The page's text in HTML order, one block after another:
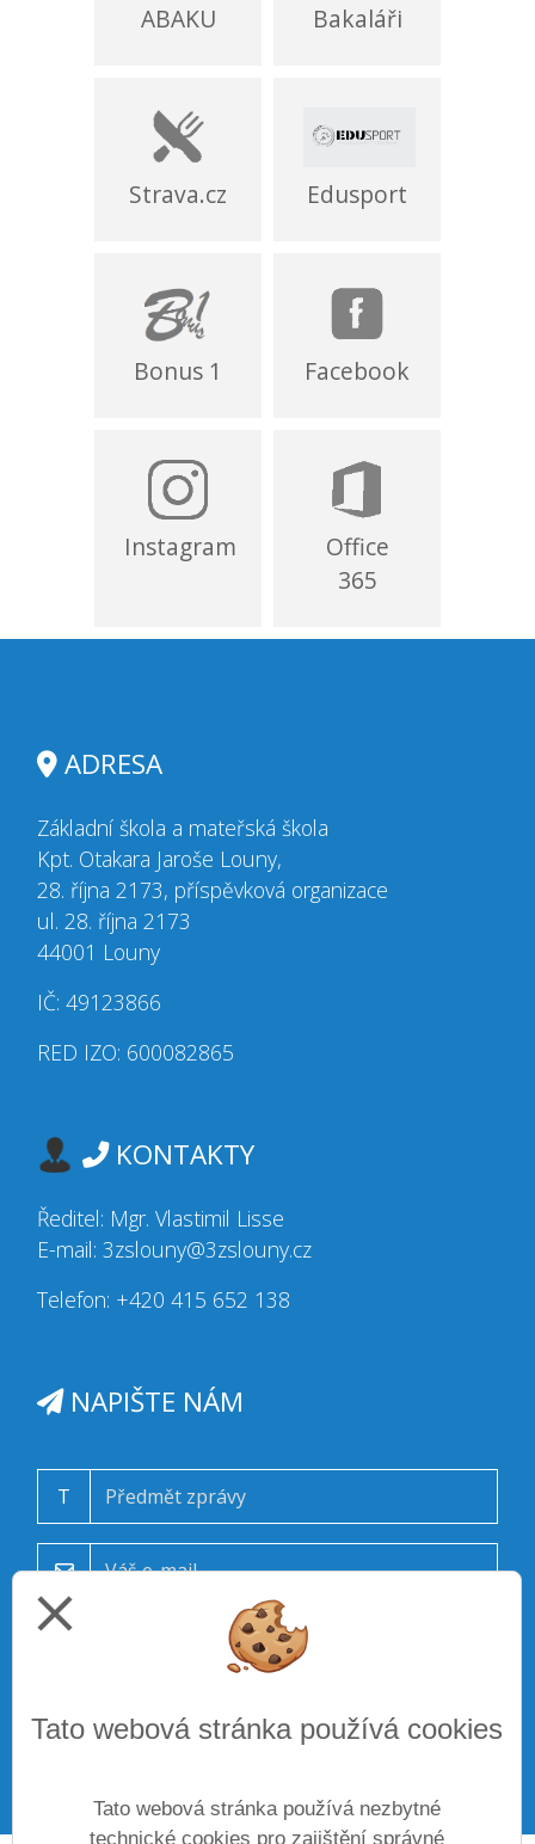
ABAKU Bakaláři
Strava.cz Edusport
Bonus 1 Facebook
Instagram
Office
365
ADRESA
Základní škola a mateřská škola
Kpt. Otakara Jaroše Louny,
28. října 2173, příspěvková organizace
ul. 28. října 2173
44001 Louny
IČ: 49123866
RED IZO: 600082865
KONTAKTY
Ředitel: Mgr. Vlastimil Lisse
E-mail: 3zslouny@3zslouny.cz
Telefon: +420 415 652 138
NAPIŠTE NÁM
T
close
Tato webová stránka používá cookies
Tato webová stránka používá nezbytné
technické cookies pro zajištění správné